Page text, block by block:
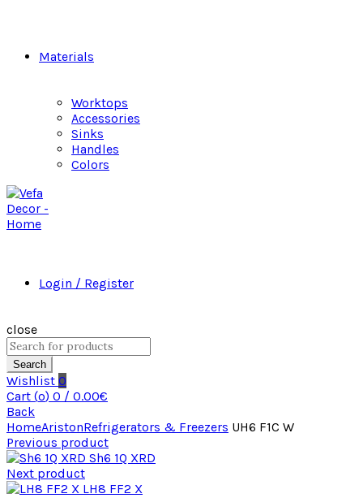
Materials
Worktops
Accessories
Sinks
Handles
Colors
Login / Register
close
Search
Wishlist 0
Cart (o) 0 / 0.00€
Back
HomeAristonRefrigerators & Freezers UH6 F1C W
Previous product
Sh6 1Q XRD
Next product
LH8 FF2 X